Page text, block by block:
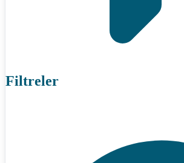
Filtreler